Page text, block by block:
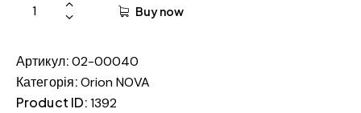
Buy now
Артикул:02-00040
Категорія:Orion NOVA
Product ID:1392